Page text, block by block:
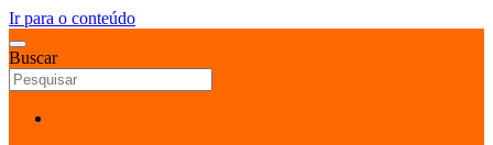
Ir para o conteúdo
Buscar